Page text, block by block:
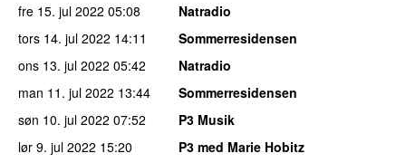
fre 15. jul 2022 05:08
Natradio
tors 14. jul 2022 14:11
Sommerresidensen
ons 13. jul 2022 05:42
Natradio
man 11. jul 2022 13:44
Sommerresidensen
søn 10. jul 2022 07:52
P3 Musik
lør 9. jul 2022 15:20
P3 med Marie Hobitz